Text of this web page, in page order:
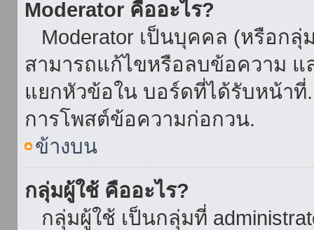
Moderator คืออะไร?
Moderator เป็นบุคคล (หรือก
สามารถแก้ไขหรือลบข้อความ แ
แยกหัวข้อใน บอร์ดที่ได้รับหน้าที่
การโพสต์ข้อความก่อกวน.
ข้างบน
กลุ่มผู้ใช้ คืออะไร?
กลุ่มผู้ใช้ เป็นกลุ่มที่